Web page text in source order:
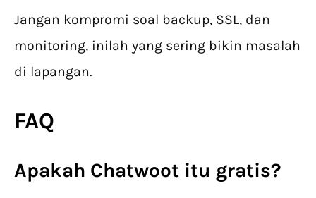
Jangan kompromi soal backup, SSL, dan
monitoring, inilah yang sering bikin masalah
di lapangan.
FAQ
Apakah Chatwoot itu gratis?